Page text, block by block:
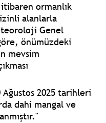
ormanlık
alanlarla
Genel
önümüzdeki
mevsim
Ağustos 2025 tarihleri
dahi mangal ve